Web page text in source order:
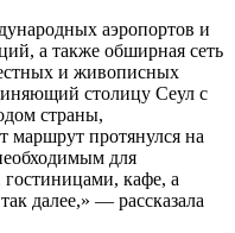
аэропортов и
а также обширная сеть
и живописных
столицу Сеул с
страны,
маршрут протянулся на
для
кафе, а
далее,» — рассказала